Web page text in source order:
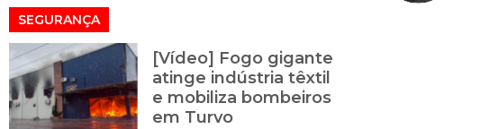
SEGURANÇA
[Vídeo] Fogo gigante
atinge indústria têxtil
e mobiliza bombeiros
em Turvo